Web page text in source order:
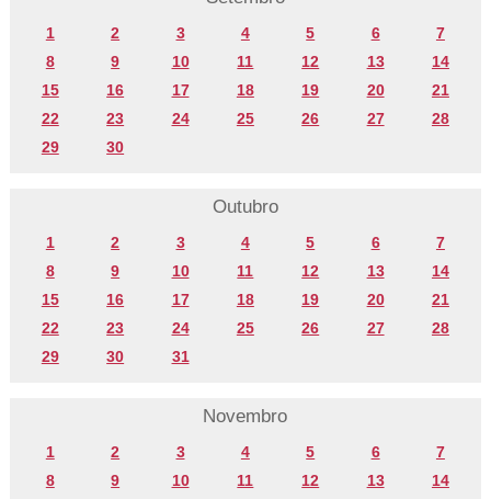
1 2 3 4 5 6
7
8
9 10 11 12 13
14
15
16 17 18 19 20
21
22
23 24 25 26 27
28
29
30
Outubro
1 2 3 4 5 6
7
8
9 10 11 12 13
14
15
16 17 18 19 20
21
22
23 24 25 26 27
28
29
30 31
Novembro
1 2 3 4 5 6
7
8
9 10 11 12 13
14